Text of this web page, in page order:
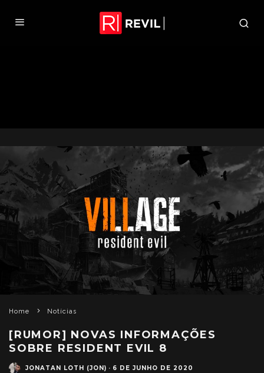
Home Notícias
[RUMOR] NOVAS INFORMAÇÕES
SOBRE RESIDENT EVIL 8
JONATAN LOTH (JON) · 6 DE JUNHO DE 2020